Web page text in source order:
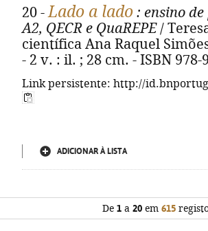
20 -Lado a lado : ensino
A2, QECR e QuaREPE/
científica Ana Raquel
- 2 v. : il. ; 28 cm. - ISBN 978-
Link persistente: http://
ADICIONAR À LISTA
De 1 a 20 em 615